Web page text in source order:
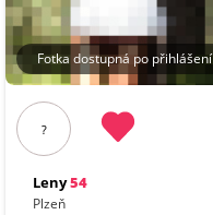
Fotka dostupná po přihlášení
?
Leny54
Plzeň